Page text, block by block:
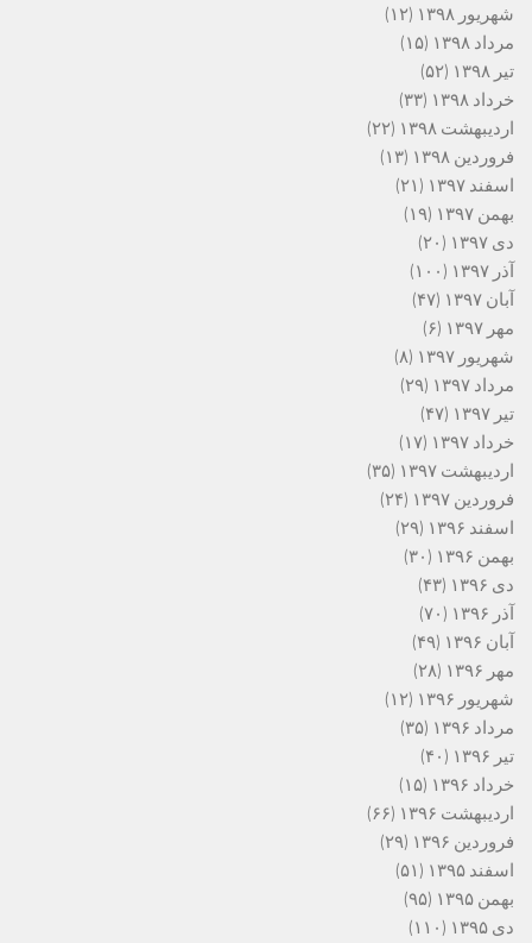
شهریور ۱۳۹۸
(۱۲)
مرداد ۱۳۹۸
(۱۵)
تیر ۱۳۹۸
(۵۲)
خرداد ۱۳۹۸
(۳۳)
اردیبهشت ۱۳۹۸
(۲۲)
فروردین ۱۳۹۸
(۱۳)
اسفند ۱۳۹۷
(۲۱)
بهمن ۱۳۹۷
(۱۹)
دی ۱۳۹۷
(۲۰)
آذر ۱۳۹۷
(۱۰۰)
آبان ۱۳۹۷
(۴۷)
مهر ۱۳۹۷
(۶)
شهریور ۱۳۹۷
(۸)
مرداد ۱۳۹۷
(۲۹)
تیر ۱۳۹۷
(۴۷)
خرداد ۱۳۹۷
(۱۷)
اردیبهشت ۱۳۹۷
(۳۵)
فروردین ۱۳۹۷
(۲۴)
اسفند ۱۳۹۶
(۲۹)
بهمن ۱۳۹۶
(۳۰)
دی ۱۳۹۶
(۴۳)
آذر ۱۳۹۶
(۷۰)
آبان ۱۳۹۶
(۴۹)
مهر ۱۳۹۶
(۲۸)
شهریور ۱۳۹۶
(۱۲)
مرداد ۱۳۹۶
(۳۵)
تیر ۱۳۹۶
(۴۰)
خرداد ۱۳۹۶
(۱۵)
اردیبهشت ۱۳۹۶
(۶۶)
فروردین ۱۳۹۶
(۲۹)
اسفند ۱۳۹۵
(۵۱)
بهمن ۱۳۹۵
(۹۵)
دی ۱۳۹۵
(۱۱۰)